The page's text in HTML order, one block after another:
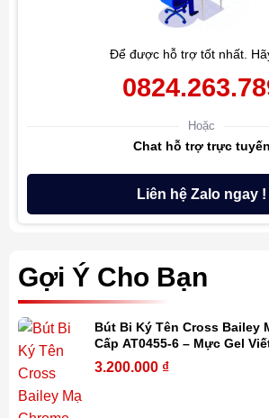
Để được hỗ trợ tốt nhất.
Hoặc
Chat hỗ trợ trực tuyến
Liên hệ Zalo ngay !
Gợi Ý Cho Bạn
Bút Bi Ký Tên Cross Bailey
Cấp AT0455-6 – Mực Gel
Refill Dễ Dàng, Kèm Hộp Quà
3.200.000 ₫